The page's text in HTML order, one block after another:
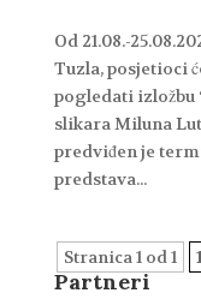
Od 21.08.-
Tuzla, posjetioci
pogledati izložbu
slikara Miluna
predviđen je
predstava...
Stranica 1 od 1 1
Partneri